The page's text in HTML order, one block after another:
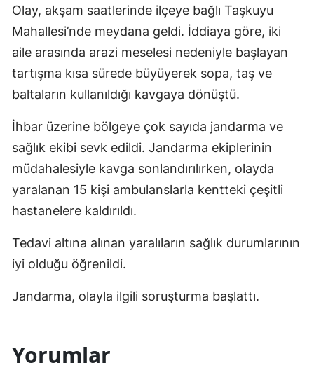
Olay, akşam saatlerinde ilçeye bağlı Taşkuyu
Mahallesi’nde meydana geldi. İddiaya göre, iki
aile arasında arazi meselesi nedeniyle başlayan
tartışma kısa sürede büyüyerek sopa, taş ve
baltaların kullanıldığı kavgaya dönüştü.
İhbar üzerine bölgeye çok sayıda jandarma ve
sağlık ekibi sevk edildi. Jandarma ekiplerinin
müdahalesiyle kavga sonlandırılırken, olayda
yaralanan 15 kişi ambulanslarla kentteki çeşitli
hastanelere kaldırıldı.
Tedavi altına alınan yaralıların sağlık durumlarının
iyi olduğu öğrenildi.
Jandarma, olayla ilgili soruşturma başlattı.
Yorumlar